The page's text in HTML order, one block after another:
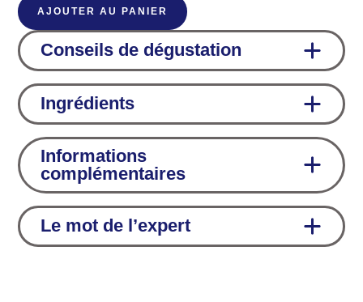
Vin
de
pommes
AJOUTER AU PANIER
Conseils de dégustation
Ingrédients
Informations
complémentaires
Le mot de l’expert